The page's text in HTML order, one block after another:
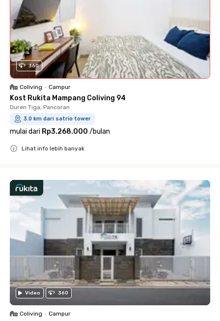
360
Coliving • Campur
Kost Rukita Mampang Coliving 94
Duren Tiga, Pancoran
3.0 km dari satrio tower
mulai dari Rp3.268.000 /bulan
Lihat info lebih banyak
Video 360
Coliving • Campur